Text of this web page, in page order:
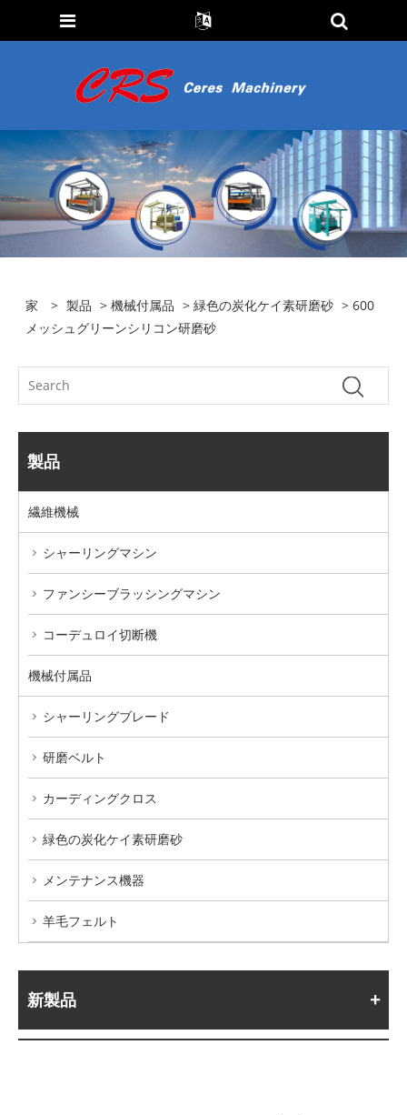
家 > 製品 >機械付属品 >緑色の炭化ケイ素研磨砂 > 600
メッシュグリーンシリコン研磨砂
製品
繊維機械
シャーリングマシン
ファンシーブラッシングマシン
コーデュロイ切断機
機械付属品
シャーリングブレード
研磨ベルト
カーディングクロス
緑色の炭化ケイ素研磨砂
メンテナンス機器
羊毛フェルト
新製品